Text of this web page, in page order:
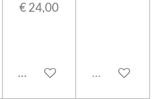
€ 24,00
In winkelwagenUitverkocht